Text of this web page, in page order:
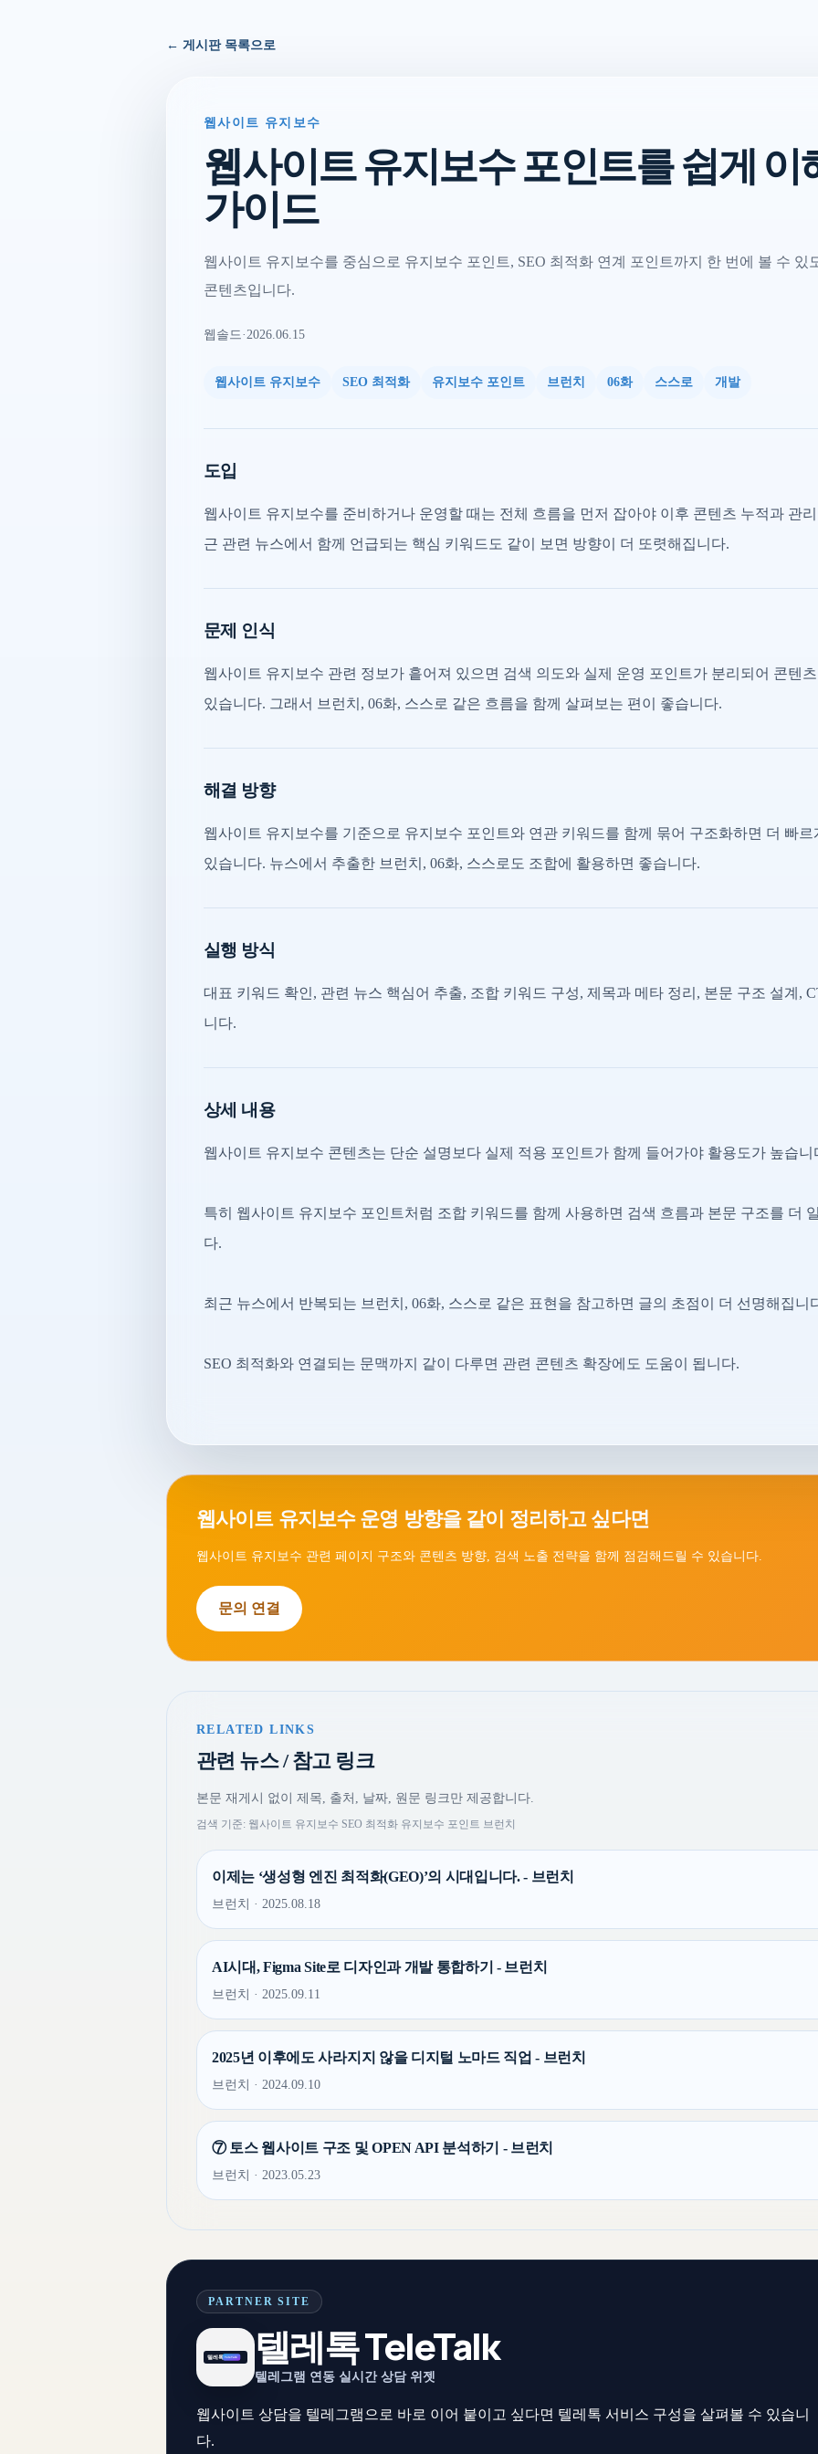
← 게시판 목록으로
웹사이트 유지보수
웹사이트 유지보수 포인트를 쉽게 이
가이드
웹사이트 유지보수를 중심으로 유지보수 포인트, SEO 최적화 연계 포인트까지 한 번에 볼 수 있
콘텐츠입니다.
웹솔드·2026.06.15
웹사이트 유지보수 SEO 최적화 유지보수 포인트 브런치 06화 스스로 개발
도입
웹사이트 유지보수를 준비하거나 운영할 때는 전체 흐름을 먼저 잡아야 이후 콘텐츠 누적과 관
근 관련 뉴스에서 함께 언급되는 핵심 키워드도 같이 보면 방향이 더 또렷해집니다.
문제 인식
웹사이트 유지보수 관련 정보가 흩어져 있으면 검색 의도와 실제 운영 포인트가 분리되어 콘텐
있습니다. 그래서 브런치, 06화, 스스로 같은 흐름을 함께 살펴보는 편이 좋습니다.
해결 방향
웹사이트 유지보수를 기준으로 유지보수 포인트와 연관 키워드를 함께 묶어 구조화하면 더 빠
있습니다. 뉴스에서 추출한 브런치, 06화, 스스로도 조합에 활용하면 좋습니다.
실행 방식
대표 키워드 확인, 관련 뉴스 핵심어 추출, 조합 키워드 구성, 제목과 메타 정리, 본문 구조 설계,
니다.
상세 내용
웹사이트 유지보수 콘텐츠는 단순 설명보다 실제 적용 포인트가 함께 들어가야 활용도가 높습니
특히 웹사이트 유지보수 포인트처럼 조합 키워드를 함께 사용하면 검색 흐름과 본문 구조를 더
다.
최근 뉴스에서 반복되는 브런치, 06화, 스스로 같은 표현을 참고하면 글의 초점이 더 선명해집니
SEO 최적화와 연결되는 문맥까지 같이 다루면 관련 콘텐츠 확장에도 도움이 됩니다.
웹사이트 유지보수 운영 방향을 같이 정리하고 싶다면
웹사이트 유지보수 관련 페이지 구조와 콘텐츠 방향, 검색 노출 전략을 함께 점검해드릴 수 있습니다.
문의 연결
RELATED LINKS
관련 뉴스 / 참고 링크
본문 재게시 없이 제목, 출처, 날짜, 원문 링크만 제공합니다.
검색 기준: 웹사이트 유지보수 SEO 최적화 유지보수 포인트 브런치
이제는 ‘생성형 엔진 최적화(GEO)’의 시대입니다. - 브런치
브런치 · 2025.08.18
AI시대, Figma Site로 디자인과 개발 통합하기 - 브런치
브런치 · 2025.09.11
2025년 이후에도 사라지지 않을 디지털 노마드 직업 - 브런치
브런치 · 2024.09.10
⑦ 토스 웹사이트 구조 및 OPEN API 분석하기 - 브런치
브런치 · 2023.05.23
PARTNER SITE
텔레톡 TeleTalk
텔레그램 연동 실시간 상담 위젯
웹사이트 상담을 텔레그램으로 바로 이어 붙이고 싶다면 텔레톡 서비스 구성을 살펴볼 수 있습니
다.